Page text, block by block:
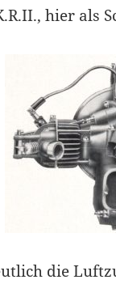
hier als
die